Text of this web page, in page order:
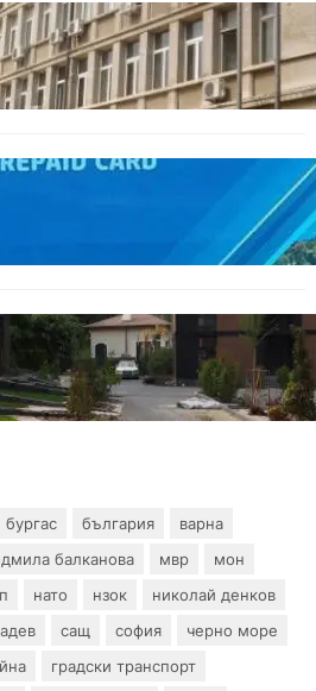
арест на шофьора, обвинен за
моторист, остава в сила
дела оспорват заповедите за
на сгради в местността „Баба
бургас българия
варна
балканова мвр
мон
нато нзок
николай денков
сащ софия
черно море
градски транспорт